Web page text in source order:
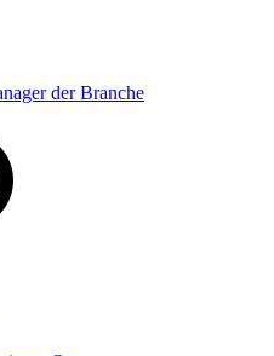
der Branche